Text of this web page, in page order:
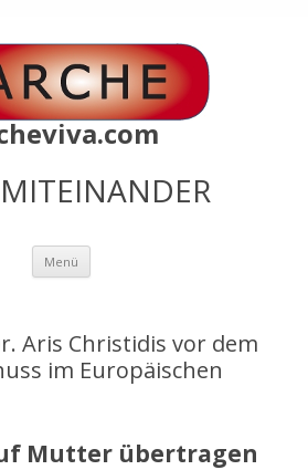
Menü Zum
springen
Aris Christidis vor dem
im Europäischen
Mutter übertragen